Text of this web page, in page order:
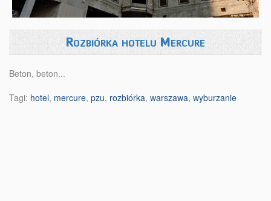
Rozbiórka hotelu Mercure
Beton, beton...
Tagi: hotel, mercure, pzu, rozbiórka, warszawa, wyburzanie